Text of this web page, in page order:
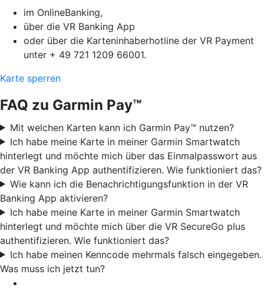
im OnlineBanking,
über die VR Banking App
oder über die Karteninhaberhotline der VR Payment
unter + 49 721 1209 66001.
Karte sperren
FAQ zu Garmin Pay™
Mit welchen Karten kann ich Garmin Pay™ nutzen?
Ich habe meine Karte in meiner Garmin Smartwatch
hinterlegt und möchte mich über das Einmalpasswort aus
der VR Banking App authentifizieren. Wie funktioniert das?
Wie kann ich die Benachrichtigungsfunktion in der VR
Banking App aktivieren?
Ich habe meine Karte in meiner Garmin Smartwatch
hinterlegt und möchte mich über die VR SecureGo plus
authentifizieren. Wie funktioniert das?
Ich habe meinen Kenncode mehrmals falsch eingegeben.
Was muss ich jetzt tun?